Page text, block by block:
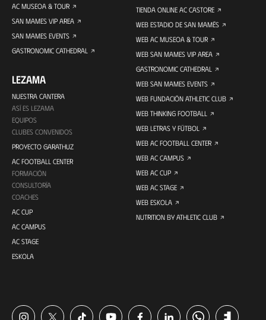
AC MUSEOA & TOUR
SAN MAMES VIP AREA
SAN MAMES EVENTS
GASTRONOMIC CATHEDRAL
LEZAMA
NUESTRA CANTERA
ASÍ ES LEZAMA
EQUIPOS
CLUBES CONVENIDOS
PROYECTO GARATHUZ
AC FOOTBALL CENTER
FORMACIÓN
CONSULTORÍA
COACHES
AC CUP
AC CAMPUS
AC STAGE
ESKOLA
TIENDA ONLINE AC CASTORE
WEB ESTADIO DE SAN MAMÉS
WEB AC MUSEOA & TOUR
WEB SAN MAMES VIP AREA
GASTRONOMIC CATHEDRAL
WEB SAN MAMES EVENTS
WEB FUNDACIÓN ATHLETIC CLUB
WEB THINKING FOOTBALL
WEB LETRAS Y FÚTBOL
WEB AC FOOTBALL CENTER
WEB AC CAMPUS
WEB AC CUP
WEB AC STAGE
WEB ESKOLA
NUTRITION BY ATHLETIC CLUB